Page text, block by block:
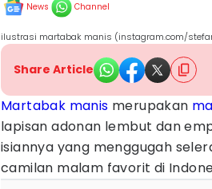
News Channel
ilustrasi martabak manis (instagram.com/
Share Article
Martabak manis merupakan
lapisan adonan lembut dan
isiannya yang menggugah
camilan malam favorit di